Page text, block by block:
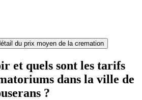
du prix moyen de la cremation
et quels sont les tarifs
dans la ville de
?